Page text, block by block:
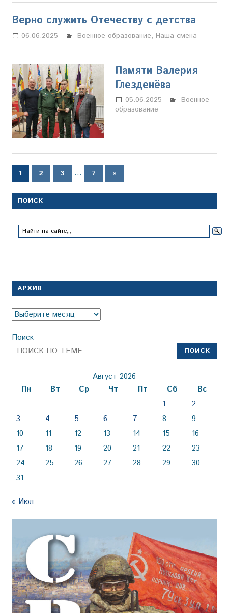
Верно служить Отечеству с детства
06.06.2025 Настя Свиридова
Военное образование, Наша смена
Памяти Валерия
Глезденёва
05.06.2025
Марина
Военное
образование
Пагинация
1 2 3 … 7
Следующие
записи
»
ПОИСК
АРХИВ
Архив
Поиск
ПОИСК
Август 2026
Пн
Вт Ср Чт Пт Сб
Вс
1
2
3
4 5 6 7 8
9
10
11 12 13 14 15
16
17
18 19 20 21 22
23
24
25 26 27 28 29
30
31
« Июл